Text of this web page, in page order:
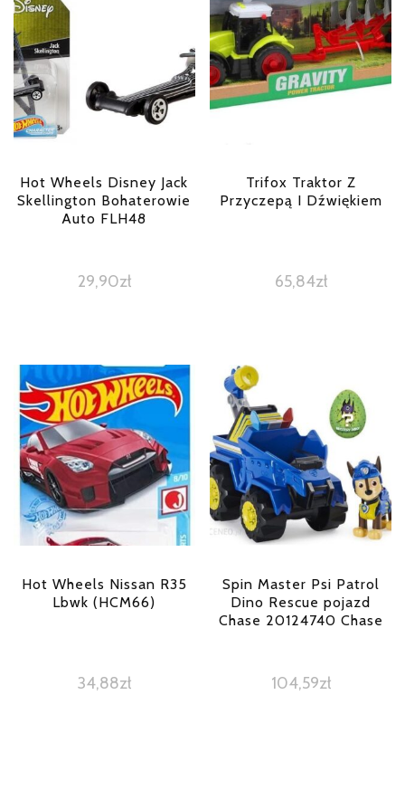
Hot Wheels Disney Jack
Skellington Bohaterowie
Auto FLH48
29,90zł
Trifox Traktor Z
Przyczepą I Dźwiękiem
65,84zł
Hot Wheels Nissan R35
Lbwk (HCM66)
34,88zł
Spin Master Psi Patrol
Dino Rescue pojazd
Chase 20124740 Chase
104,59zł